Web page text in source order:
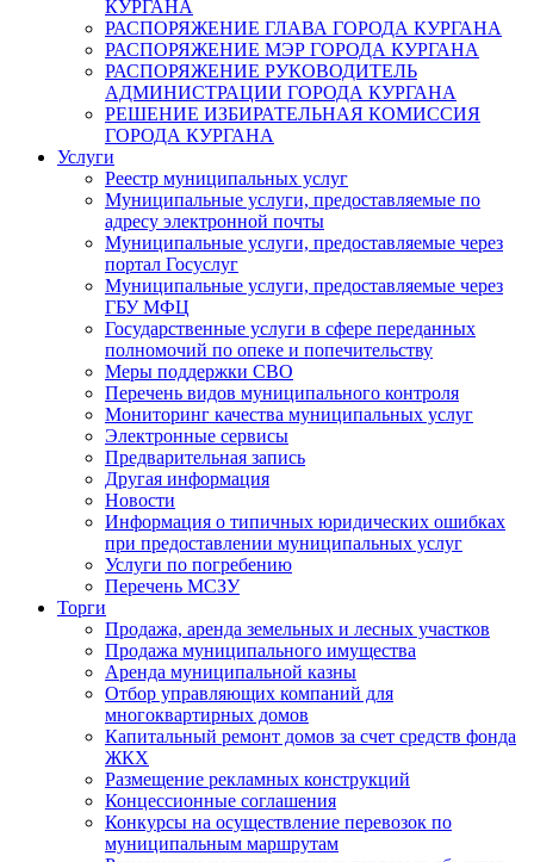
КУРГАНА
РАСПОРЯЖЕНИЕ ГЛАВА ГОРОДА КУРГАНА
РАСПОРЯЖЕНИЕ МЭР ГОРОДА КУРГАНА
РАСПОРЯЖЕНИЕ РУКОВОДИТЕЛЬ
АДМИНИСТРАЦИИ ГОРОДА КУРГАНА
РЕШЕНИЕ ИЗБИРАТЕЛЬНАЯ КОМИССИЯ
ГОРОДА КУРГАНА
Услуги
Реестр муниципальных услуг
Муниципальные услуги, предоставляемые по
адресу электронной почты
Муниципальные услуги, предоставляемые через
портал Госуслуг
Муниципальные услуги, предоставляемые через
ГБУ МФЦ
Государственные услуги в сфере переданных
полномочий по опеке и попечительству
Меры поддержки СВО
Перечень видов муниципального контроля
Мониторинг качества муниципальных услуг
Электронные сервисы
Предварительная запись
Другая информация
Новости
Информация о типичных юридических ошибках
при предоставлении муниципальных услуг
Услуги по погребению
Перечень МСЗУ
Торги
Продажа, аренда земельных и лесных участков
Продажа муниципального имущества
Аренда муниципальной казны
Отбор управляющих компаний для
многоквартирных домов
Капитальный ремонт домов за счет средств фонда
ЖКХ
Размещение рекламных конструкций
Концессионные соглашения
Конкурсы на осуществление перевозок по
муниципальным маршрутам